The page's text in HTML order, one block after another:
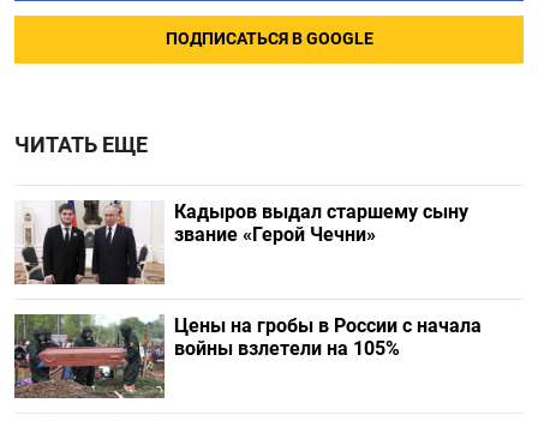
ПОДПИСАТЬСЯ В GOOGLE
ЧИТАТЬ ЕЩЕ
Кадыров выдал старшему сыну
звание «Герой Чечни»
Цены на гробы в России с начала
войны взлетели на 105%